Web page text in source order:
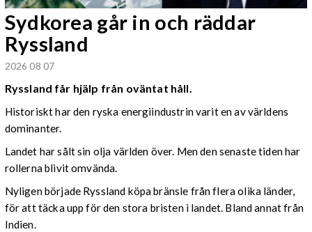
Sydkorea går in och räddar
Ryssland
2026 08 07
Ryssland får hjälp från oväntat håll.
Historiskt har den ryska energiindustrin varit en av världens
dominanter.
Landet har sålt sin olja världen över. Men den senaste tiden har
rollerna blivit omvända.
Nyligen började Ryssland köpa bränsle från flera olika länder,
för att täcka upp för den stora bristen i landet. Bland annat från
Indien.